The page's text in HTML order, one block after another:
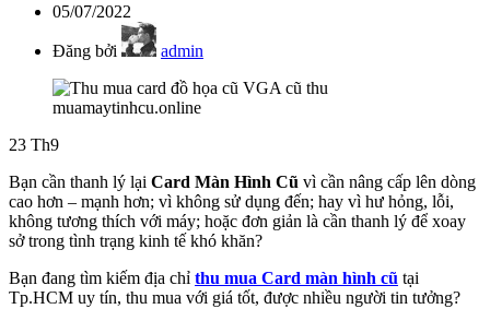
05/07/2022
Đăng bởi admin
23 Th9
Bạn cần thanh lý lại Card Màn Hình Cũ vì cần nâng cấp lên dòng
cao hơn – mạnh hơn; vì không sử dụng đến; hay vì hư hỏng, lỗi,
không tương thích với máy; hoặc đơn giản là cần thanh lý để xoay
sở trong tình trạng kinh tế khó khăn?
Bạn đang tìm kiếm địa chỉ thu mua Card màn hình cũ tại
Tp.HCM uy tín, thu mua với giá tốt, được nhiều người tin tưởng?